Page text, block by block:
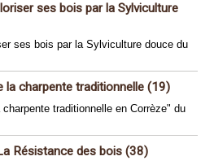
ses bois par la Sylviculture
ses bois par la Sylviculture douce du
la charpente traditionnelle (19)
traditionnelle en Corrèze" du
Résistance des bois (38)